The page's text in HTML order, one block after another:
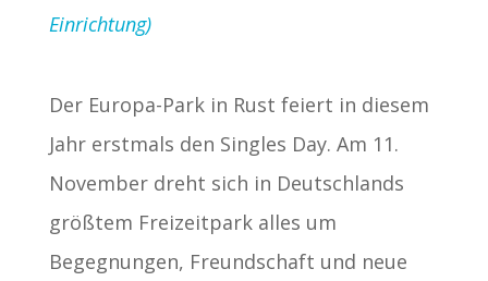
Einrichtung)
Der Europa-Park in Rust feiert in diesem
Jahr erstmals den Singles Day. Am 11.
November dreht sich in Deutschlands
größtem Freizeitpark alles um
Begegnungen, Freundschaft und neue